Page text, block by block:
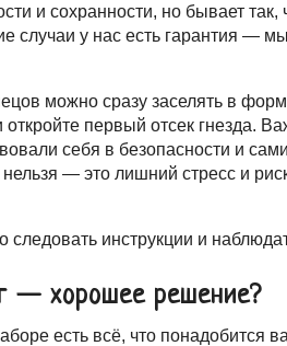
и сохранности, но бывает
случаи у нас есть гарантия
можно сразу заселять в
первый отсек гнезда.
себя в безопасности и
— это лишний стресс и
следовать инструкции и
— хорошее решение?
есть всё, что понадобится